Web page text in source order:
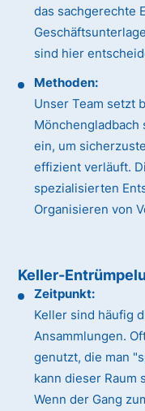
das sachgerechte
sind hier
Methoden:
Unser Team setzt
Mönchengladbach
ein, um
effizient verläuft.
spezialisierten
Organisieren von
Keller-
Zeitpunkt:
Keller sind häufig
Ansammlungen.
genutzt, die man
kann dieser Raum
Wenn der Gang